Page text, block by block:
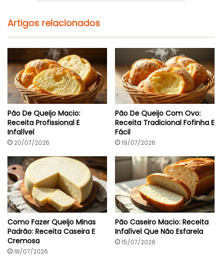
Artigos relacionados
Pão De Queijo Macio:
Receita Profissional E
Infalível
20/07/2026
Pão De Queijo Com Ovo:
Receita Tradicional Fofinha E
Fácil
19/07/2026
Como Fazer Queijo Minas
Padrão: Receita Caseira E
Cremosa
18/07/2026
Pão Caseiro Macio: Receita
Infalível Que Não Esfarela
15/07/2026